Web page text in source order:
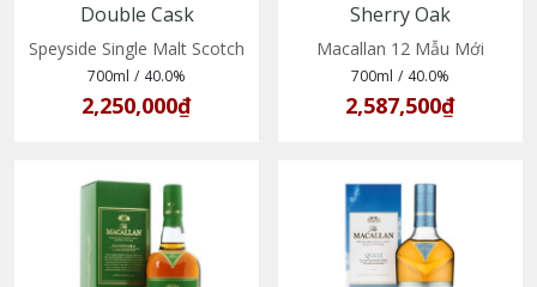
Double Cask
(5010314302863)
Speyside Single Malt Scotch
700ml / 40.0%
2,250,000₫
Sherry Oak
(5010314017408)
Macallan 12 Mẫu Mới
700ml / 40.0%
2,587,500₫